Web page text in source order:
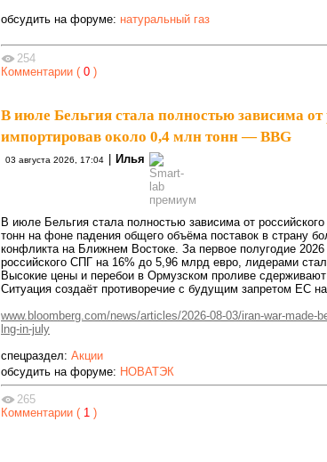
обсудить на форуме: натуральный газ
254
Комментарии ( 0 )
В июле Бельгия стала полностью зависима
импортировав около 0,4 млн тонн — BBG
03 августа 2026, 17:04 Илья
В июле Бельгия стала полностью зависима от
тонн на фоне падения общего объёма поставок в страну
конфликта на Ближнем Востоке. За первое полугодие
российского СПГ на 16% до 5,96 млрд евро, лидерами
Высокие цены и перебои в Ормузском проливе
Ситуация создаёт противоречие с будущим запретом ЕС
www.bloomberg.com/news/articles/2026-08-03/iran-war-made-
lng-in-july
спецраздел: Акции
обсудить на форуме: НОВАТЭК
265
Комментарии ( 1 )